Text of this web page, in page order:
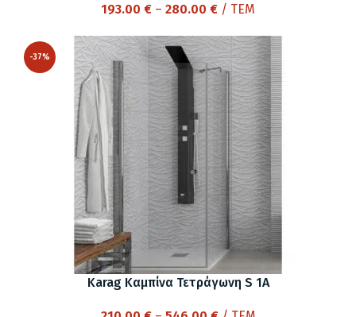
193.00 € – 280.00 €Price
193.00 €
through
280.00 €
/ ΤΕΜ
-37%
Karag Καμπίνα Τετράγωνη S 1A